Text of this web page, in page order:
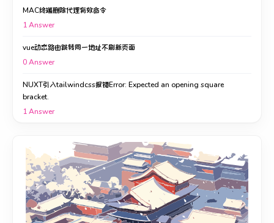
MAC终端删除代理有效命令
1Answer
vue动态路由跳转同一地址不刷新页面
0Answer
NUXT引入tailwindcss报错Error: Expected an opening square
bracket.
1Answer